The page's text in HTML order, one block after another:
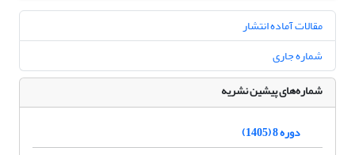
مقالات آماده انتشار
شماره جاری
شماره‌های پیشین نشریه
دوره 8 (1405)